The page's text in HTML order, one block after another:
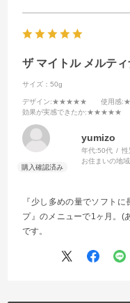
ザ マイトル メルテ
サイズ：50g
デザイン:★★★★★ 使用感
効果が実感できたか:★★★★★
yumizo
年代:50代
お住まいの地
『少し多めの量でソフト
プ』のメニューで1ヶ月。(
です。